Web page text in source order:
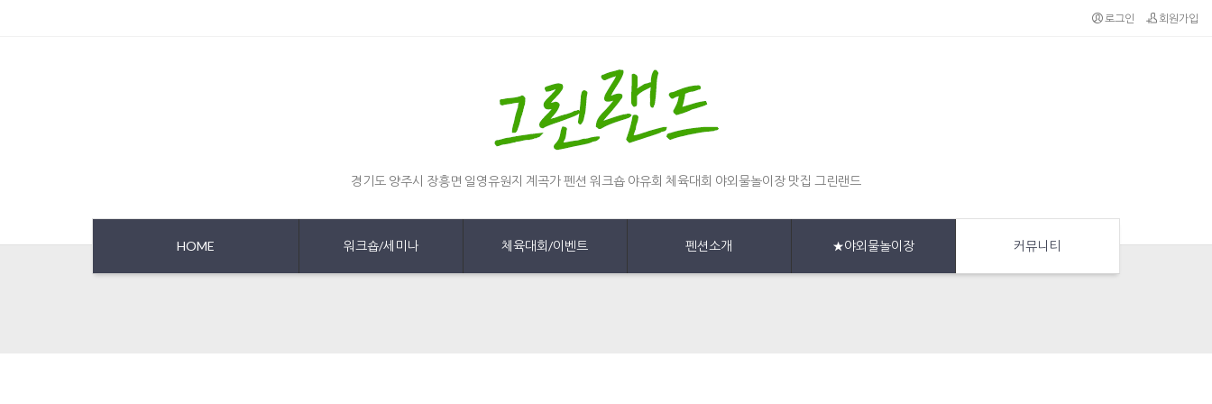
로그인 회원가입
경기도 양주시 장흥면 일영유원지 계곡가 펜션 워크숍 야유회 체육대회 야외물놀이장 맛집 그린랜드
HOME 워크숍/세미나 체육대회/이벤트 펜션소개 ★야외물놀이장 커뮤니티